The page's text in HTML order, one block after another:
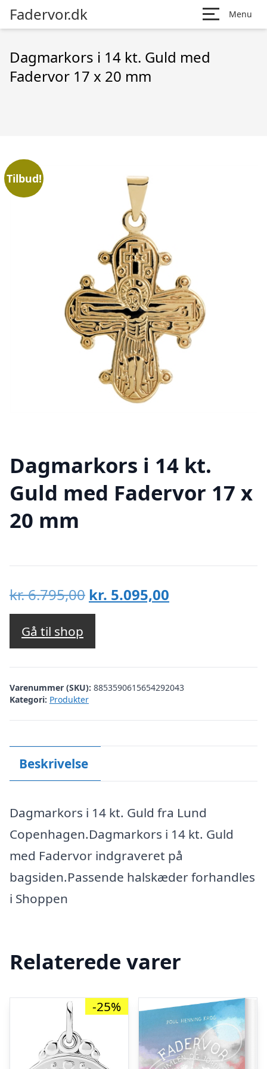
Fadervor.dk Menu
Dagmarkors i 14 kt. Guld med
Fadervor 17 x 20 mm
Tilbud!
Dagmarkors i 14 kt.
Guld med Fadervor 17 x
20 mm
kr.6.795,00 Den
oprindelige
var:
kr. 6.795,00.
kr. 5.095,00
kr. 5.095,00.
Gå til shop
Varenummer (SKU): 8853590615654292043
Kategori: Produkter
Beskrivelse
Dagmarkors i 14 kt. Guld fra Lund
Copenhagen.Dagmarkors i 14 kt. Guld
med Fadervor indgraveret på
bagsiden.Passende halskæder forhandles
i Shoppen
Relaterede varer
-25%